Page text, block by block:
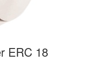
ERC 18